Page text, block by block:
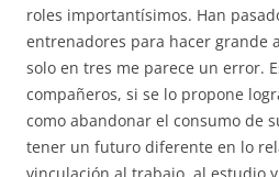
roles importantísimos. Han
entrenadores para hacer grande
solo en tres me parece un error.
compañeros, si se lo propone
como abandonar el consumo de
tener un futuro diferente en lo